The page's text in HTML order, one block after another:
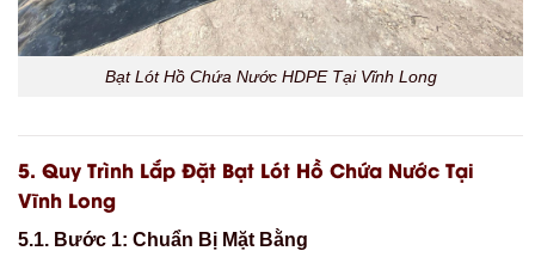
Bạt Lót Hồ Chứa Nước HDPE Tại Vĩnh Long
5. Quy Trình Lắp Đặt Bạt Lót Hồ Chứa Nước Tại
Vĩnh Long
5.1. Bước 1: Chuẩn Bị Mặt Bằng